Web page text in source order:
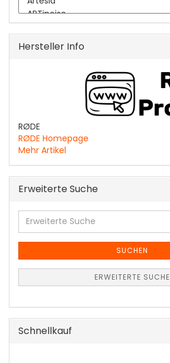
Hersteller Info
RØDE
RØDE Homepage
Mehr Artikel
Erweiterte Suche
Erweiterte
Suche
SUCHEN
ERWEITERTE SUCHE
Schnellkauf